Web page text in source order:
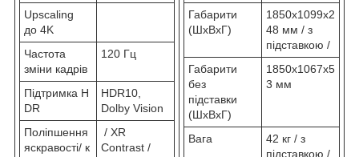
Upscaling
до 4K
Частота
зміни кадрів
120 Гц
Підтримка H
DR
HDR10,
Dolby Vision
Поліпшення
яскравості/ к
/ XR
Contrast /
Габарити
(ШхВхГ)
1850x1099x2
48 мм / з
підставкою /
Габарити
без
підставки
(ШхВхГ)
1850x1067x5
3 мм
Вага
42 кг / з
підставкою /